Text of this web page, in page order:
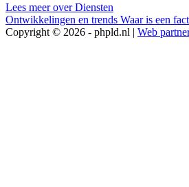
Lees meer over Diensten
Ontwikkelingen en trends Waar is een
Copyright © 2026 - phpld.nl | Web